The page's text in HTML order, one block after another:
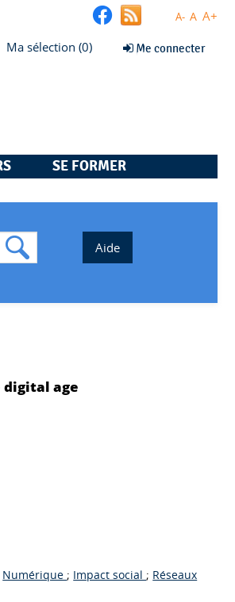
A- A A+
Me connecter
SE FORMER
digital age
Numérique ; Impact social ; Réseaux